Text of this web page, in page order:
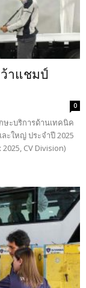
าแชมป์
0
ะบริการด้านเทคนิค
ะใหญ่ ประจำปี 2025
CV Division)